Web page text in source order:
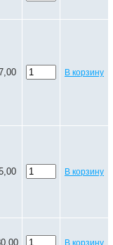
В корзину
В корзину
В корзину